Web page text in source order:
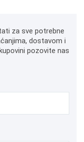
za sve potrebne
dostavom i
pozovite nas